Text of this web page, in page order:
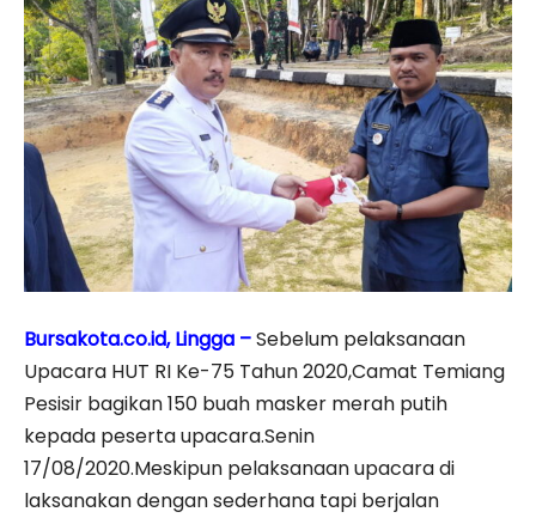
Bursakota.co.id, Lingga –Sebelum pelaksanaan
Upacara HUT RI Ke-75 Tahun 2020,Camat Temiang
Pesisir bagikan 150 buah masker merah putih
kepada peserta upacara.Senin
17/08/2020.Meskipun pelaksanaan upacara di
laksanakan dengan sederhana tapi berjalan